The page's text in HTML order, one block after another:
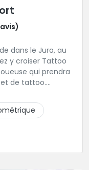
dans le Jura, au
y croiser Tattoo
qui prendra
de tattoo.
maîtrise les
pas à la